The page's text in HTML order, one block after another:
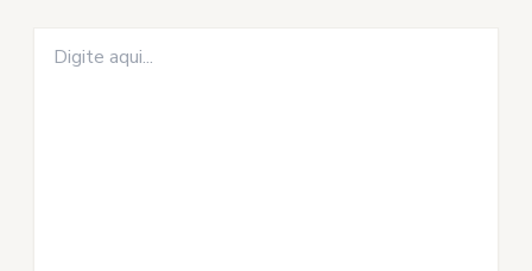
aqui...